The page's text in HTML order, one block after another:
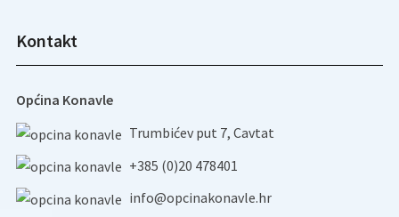
Kontakt
Općina Konavle
Trumbićev put 7, Cavtat
+385 (0)20 478401
info@opcinakonavle.hr